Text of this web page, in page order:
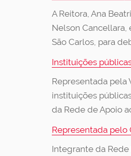
A Reitora, Ana
Nelson Cancellara,
São Carlos, para
Instituições
Representada pela
instituições
da Rede de Apoio
Representada pelo
Integrante da